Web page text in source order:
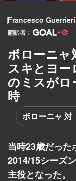
Francesco Guerrieri
翻訳者：
ボローニャ
スキとヨー
のミスがロ
時
ボローニャ 対
当時23歳だった
2014/15シーズ
主役となった。